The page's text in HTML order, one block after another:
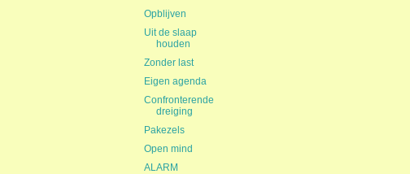
Opblijven
Uit de slaap
houden
Zonder last
Eigen agenda
Confronterende
dreiging
Pakezels
Open mind
ALARM